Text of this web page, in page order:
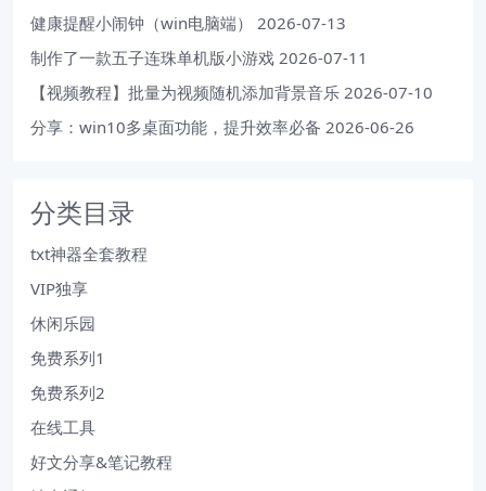
健康提醒小闹钟（win电脑端）
2026-07-13
制作了一款五子连珠单机版小游戏 2026-07-11
【视频教程】批量为视频随机添加背景音乐 2026-07-10
分享：win10多桌面功能，提升效率必备 2026-06-26
分类目录
txt神器全套教程
VIP独享
休闲乐园
免费系列1
免费系列2
在线工具
好文分享&笔记教程